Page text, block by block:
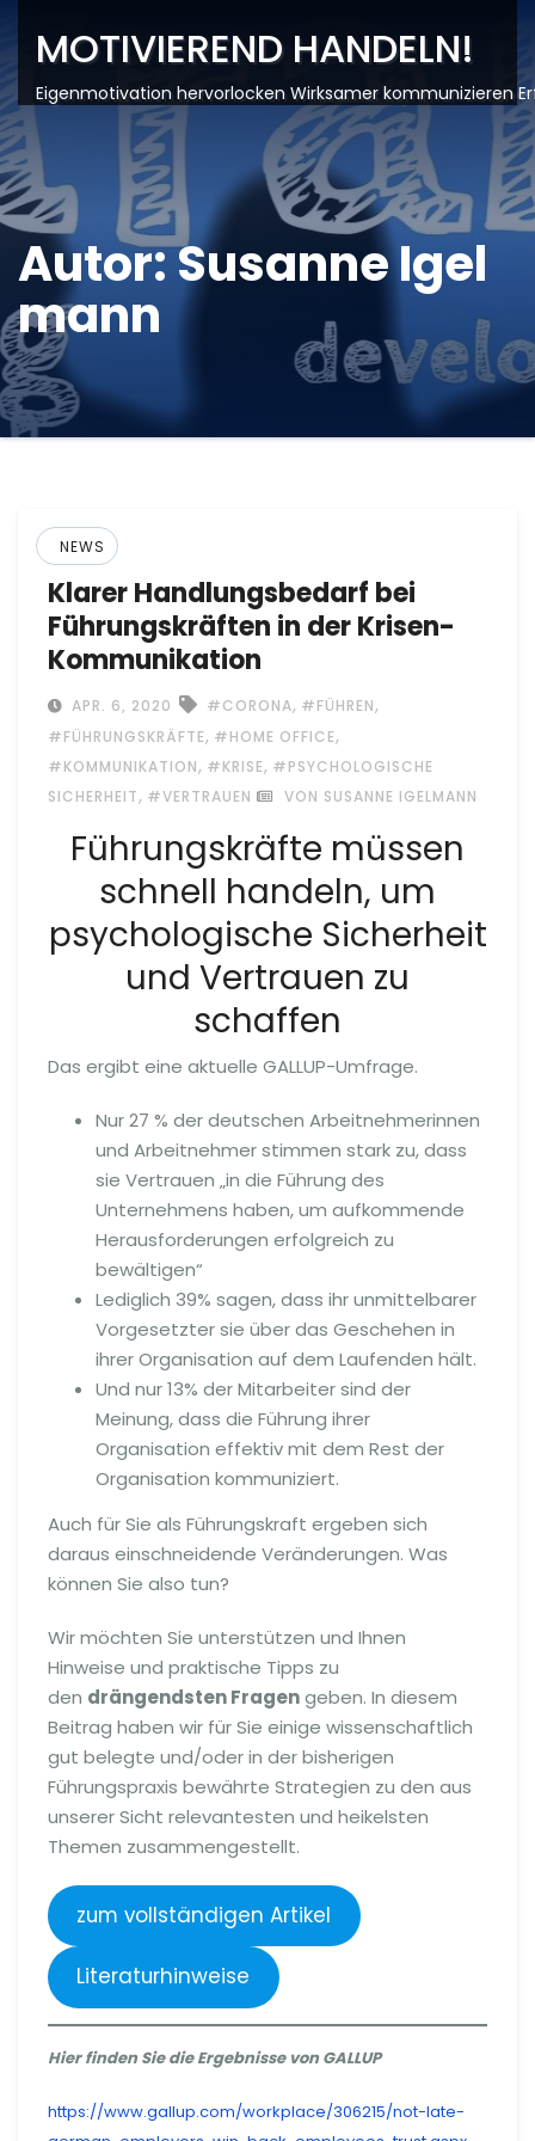
MOTIVIEREND HANDELN!
Eigenmotivation hervorlocken Wirksamer kommunizieren
Autor:Susanne Igel
mann
NEWS
Klarer Handlungsbedarf bei
Führungskräften in der Krisen-
Kommunikation
APR. 6, 2020 #CORONA, #FÜHREN,
#FÜHRUNGSKRÄFTE, #HOME OFFICE,
#KOMMUNIKATION, #KRISE, #PSYCHOLOGISCHE
SICHERHEIT, #VERTRAUEN VON SUSANNE IGELMANN
Führungskräfte müssen
schnell handeln, um
psychologische Sicherheit
und Vertrauen zu
schaffen
Das ergibt eine aktuelle GALLUP-Umfrage.
Nur 27 % der deutschen Arbeitnehmerinnen
und Arbeitnehmer stimmen stark zu, dass
sie Vertrauen „in die Führung des
Unternehmens haben, um aufkommende
Herausforderungen erfolgreich zu
bewältigen“
Lediglich 39% sagen, dass ihr unmittelbarer
Vorgesetzter sie über das Geschehen in
ihrer Organisation auf dem Laufenden hält.
Und nur 13% der Mitarbeiter sind der
Meinung, dass die Führung ihrer
Organisation effektiv mit dem Rest der
Organisation kommuniziert.
Auch für Sie als Führungskraft ergeben sich
daraus einschneidende Veränderungen. Was
können Sie also tun?
Wir möchten Sie unterstützen und Ihnen
Hinweise und praktische Tipps zu
den drängendsten Fragengeben. In diesem
Beitrag haben wir für Sie einige wissenschaftlich
gut belegte und/oder in der bisherigen
Führungspraxis bewährte Strategien zu den aus
unserer Sicht relevantesten und heikelsten
Themen zusammengestellt.
zum vollständigen Artikel
Literaturhinweise
Hier finden Sie die Ergebnisse von GALLUP
https://www.gallup.com/workplace/306215/not-late-